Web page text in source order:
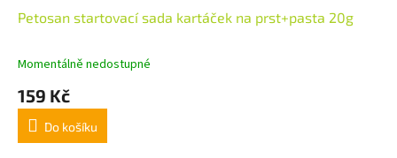
Petosan startovací sada kartáček na prst+pasta 20g
Momentálně nedostupné
159 Kč
Do košíku